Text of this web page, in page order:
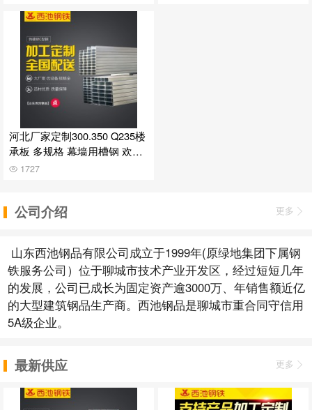
河北厂家定制300.350 Q235楼
承板 多规格 幕墙用槽钢 欢迎
选购1727
公司介绍 更多
山东西池钢品有限公司成立于1999年(原绿地集团下属钢
铁服务公司）位于聊城市技术产业开发区，经过短短几年
的发展，公司已成长为固定资产逾3000万、年销售额近亿
的大型建筑钢品生产商。西池钢品是聊城市重合同守信用
5A级企业。
最新供应 更多